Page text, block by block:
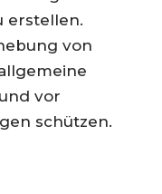
erstellen.
von
vor
schützen.